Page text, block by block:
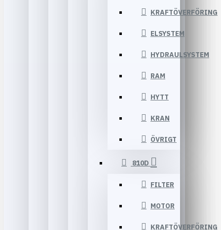
KRAFTÖVERFÖRING
ELSYSTEM
HYDRAULSYSTEM
RAM
HYTT
KRAN
ÖVRIGT
810D
FILTER
MOTOR
KRAFTÖVERFÖRING